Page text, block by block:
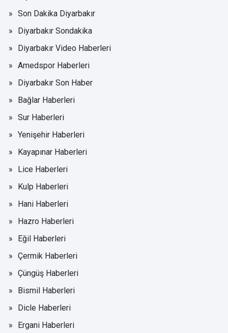
Son Dakika Diyarbakır
Diyarbakır Sondakika
Diyarbakır Video Haberleri
Amedspor Haberleri
Diyarbakır Son Haber
Bağlar Haberleri
Sur Haberleri
Yenişehir Haberleri
Kayapınar Haberleri
Lice Haberleri
Kulp Haberleri
Hani Haberleri
Hazro Haberleri
Eğil Haberleri
Çermik Haberleri
Çüngüş Haberleri
Bismil Haberleri
Dicle Haberleri
Ergani Haberleri